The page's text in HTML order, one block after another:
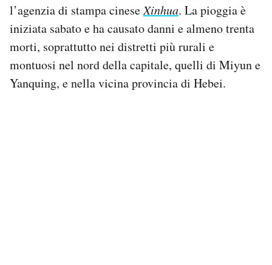
CALENDARIO
AREA PERSONALE
Area Personale
Newsletter
l’agenzia di stampa cineseXinhua. La pioggia è
iniziata sabato e ha causato danni e almeno trenta
morti, soprattutto nei distretti più rurali e
montuosi nel nord della capitale, quelli di Miyun e
Yanquing, e nella vicina provincia di Hebei.